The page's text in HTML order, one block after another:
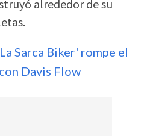
alrededor de su
Sarca Biker' rompe el
Davis Flow